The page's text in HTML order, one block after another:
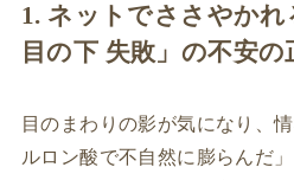
1. ネットでささやか
目の下 失敗」の不安の
目のまわりの影が気になり、
ルロン酸で不自然に膨らんだ